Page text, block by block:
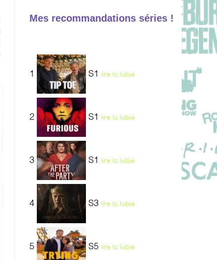
Mes recommandations séries !
1 S1 lire la lubie
2 S1 lire la lubie
3 S1 lire la lubie
4 S3 lire la lubie
5 S5 lire la lubie